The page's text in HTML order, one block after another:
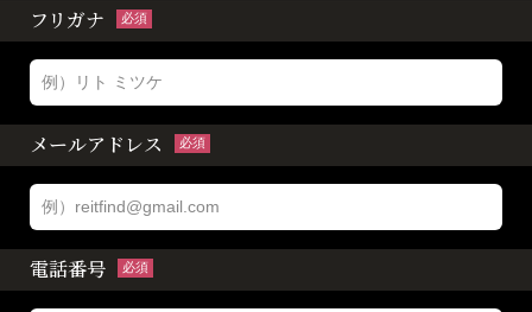
フリガナ 必須
メールアドレス 必須
電話番号 必須